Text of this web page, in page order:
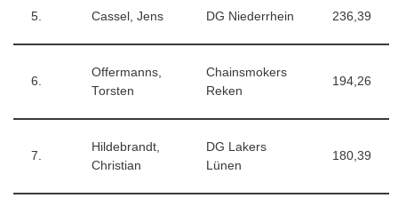
5. Cassel, Jens DG Niederrhein 236,39
6.
Offermanns,
Torsten
Chainsmokers
Reken
194,26
7.
Hildebrandt,
Christian
DG Lakers
Lünen
180,39